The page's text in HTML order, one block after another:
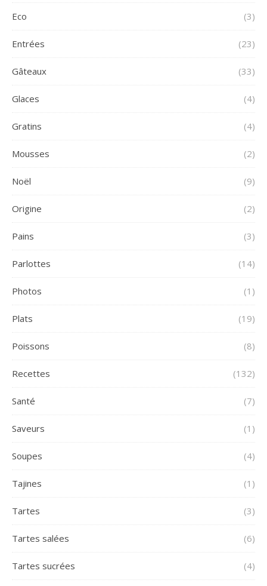
Eco (3)
Entrées (23)
Gâteaux (33)
Glaces (4)
Gratins (4)
Mousses (2)
Noël (9)
Origine (2)
Pains (3)
Parlottes (14)
Photos (1)
Plats (19)
Poissons (8)
Recettes (132)
Santé (7)
Saveurs (1)
Soupes (4)
Tajines (1)
Tartes (3)
Tartes salées (6)
Tartes sucrées (4)